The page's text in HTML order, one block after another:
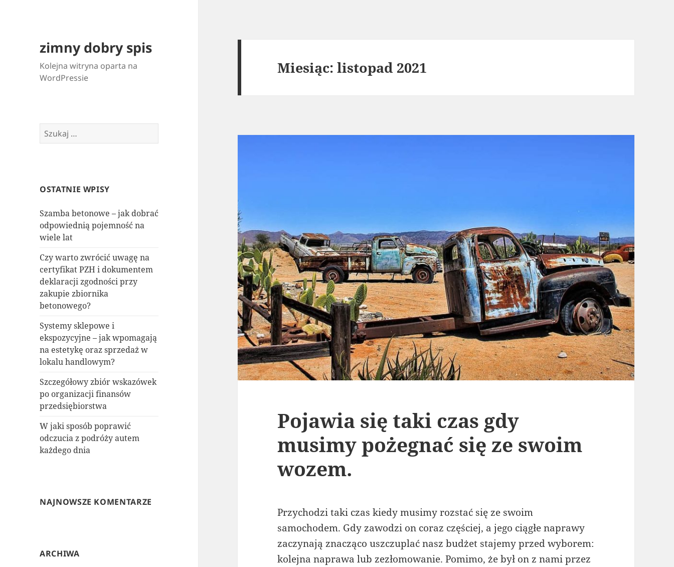
zimny dobry spis
Kolejna witryna oparta na
WordPressie
Szukaj:
OSTATNIE WPISY
Szamba betonowe – jak dobrać
odpowiednią pojemność na
wiele lat
Czy warto zwrócić uwagę na
certyfikat PZH i dokumentem
deklaracji zgodności przy
zakupie zbiornika
betonowego?
Systemy sklepowe i
ekspozycyjne – jak wpomagają
na estetykę oraz sprzedaż w
lokalu handlowym?
Szczegółowy zbiór wskazówek
po organizacji finansów
przedsiębiorstwa
W jaki sposób poprawić
odczucia z podróży autem
każdego dnia
NAJNOWSZE KOMENTARZE
ARCHIWA
Miesiąc:listopad 2021
Pojawia się taki czas gdy
musimy pożegnać się ze swoim
wozem.
Przychodzi taki czas kiedy musimy rozstać się ze swoim
samochodem. Gdy zawodzi on coraz częściej, a jego ciągłe naprawy
zaczynają znacząco uszczuplać nasz budżet stajemy przed wyborem:
kolejna naprawa lub zezłomowanie. Pomimo, że był on z nami przez